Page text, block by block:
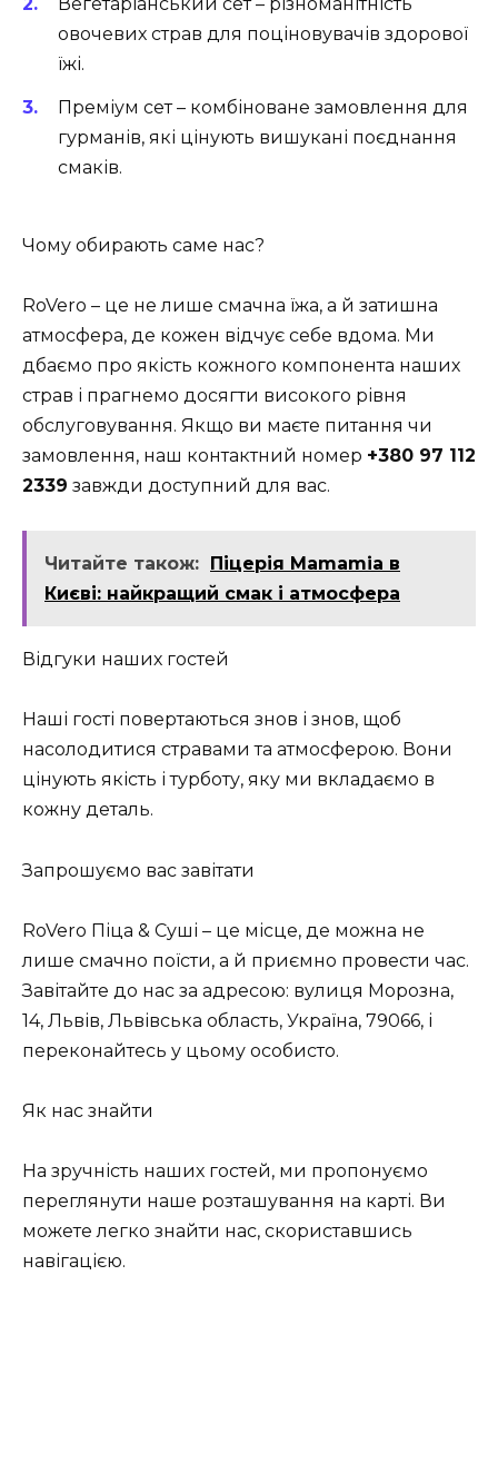
Вегетаріанський сет– різноманітність
овочевих страв для поціновувачів здорової
їжі.
Преміум сет– комбіноване замовлення для
гурманів, які цінують вишукані поєднання
смаків.
Чому обирають саме нас?
RoVero – це не лише смачна їжа, а й затишна
атмосфера, де кожен відчує себе вдома. Ми
дбаємо про якість кожного компонента наших
страв і прагнемо досягти високого рівня
обслуговування. Якщо ви маєте питання чи
замовлення, наш контактний номер +380 97 112
2339 завжди доступний для вас.
Читайте також:
Піцерія Mamamia в
Києві: найкращий смак і атмосфера
Відгуки наших гостей
Наші гості повертаються знов і знов, щоб
насолодитися стравами та атмосферою. Вони
цінують якість і турботу, яку ми вкладаємо в
кожну деталь.
Запрошуємо вас завітати
RoVero Піца & Суші – це місце, де можна не
лише смачно поїсти, а й приємно провести час.
Завітайте до нас за адресою: вулиця Морозна,
14, Львів, Львівська область, Україна, 79066, і
переконайтесь у цьому особисто.
Як нас знайти
На зручність наших гостей, ми пропонуємо
переглянути наше розташування на карті. Ви
можете легко знайти нас, скориставшись
навігацією.